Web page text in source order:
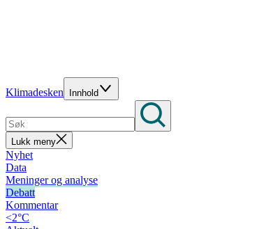
Klimadesken Innhold
Lukk meny
Nyhet
Data
Meninger og analyse
Debatt
Kommentar
<2°C